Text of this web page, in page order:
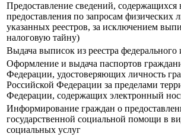
Предоставление сведений,
предоставления по запросам физических
указанных реестров, за исключением
налоговую тайну)
Выдача выписок из реестра федерального
Оформление и выдача паспортов
Федерации, удостоверяющих личность
Российской Федерации за пределами
Федерации, содержащих электронный
Информирование граждан о
государственной социальной помощи в
социальных услуг